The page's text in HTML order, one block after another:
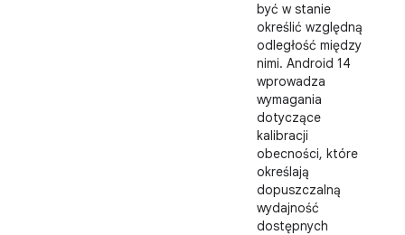
być w stanie
określić względną
odległość między
nimi. Android 14
wprowadza
wymagania
dotyczące
kalibracji
obecności, które
określają
dopuszczalną
wydajność
dostępnych